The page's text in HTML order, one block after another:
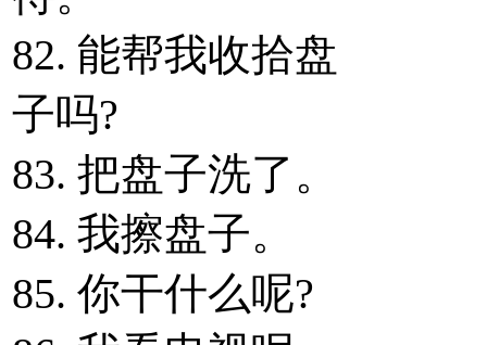
82. 能帮我收拾盘
子吗?
83. 把盘子洗了。
84. 我擦盘子。
85. 你干什么呢?